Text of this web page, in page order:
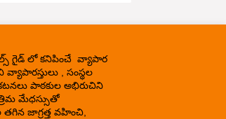
గైడ్ లో కనిపించే వ్యాపార
, సంస్థల
పాఠకుల అభిరుచిని
మేధస్సుతో
జాగ్రత్త వహించి,